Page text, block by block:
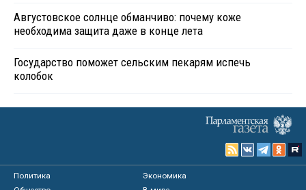
Августовское солнце обманчиво: почему коже
необходима защита даже в конце лета
Государство поможет сельским пекарям испечь
колобок
Политика
Экономика